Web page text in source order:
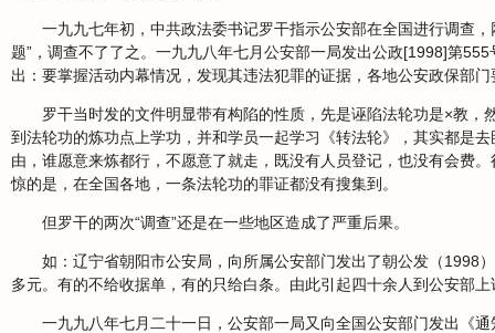
一九九七年初，中共政法委书记罗干指示公安部在全国进行调查
题”，调查不了了之。一九九八年七月公安部一局发出公政[1998]第
出：要掌握活动内幕情况，发现其违法犯罪的证据，各地公安政保部
罗干当时发的文件明显带有构陷的性质，先是诬陷法轮功是×教
到法轮功的炼功点上学功，并和学员一起学习《转法轮》，其实都是
由，谁愿意来炼都行，不愿意了就走，既没有人员登记，也没有会费
惊的是，在全国各地，一条法轮功的罪证都没有搜集到。
但罗干的两次“调查”还是在一些地区造成了严重后果。
如：辽宁省朝阳市公安局，向所属公安部门发出了朝公发（1998
多元。有的不给收据单，有的只给白条。由此引起四十余人到公安部
一九九八年七月二十一日，公安部一局又向全国公安部门发出《